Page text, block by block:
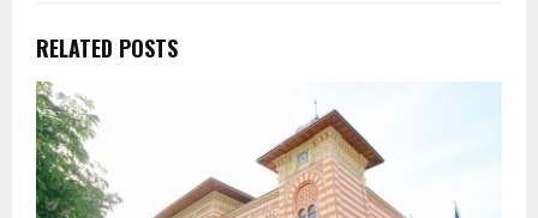
RELATED POSTS